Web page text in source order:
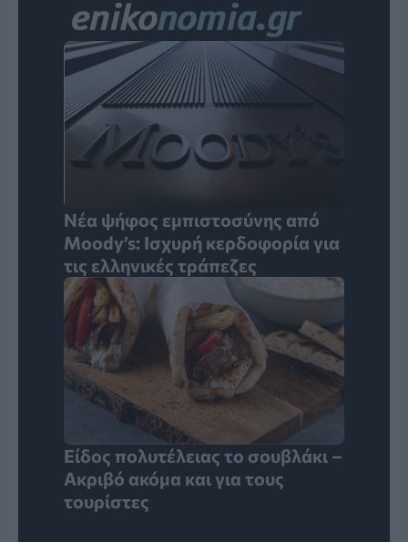
Νέα ψήφος εμπιστοσύνης από
Moody’s: Ισχυρή κερδοφορία για
τις ελληνικές τράπεζες
Είδος πολυτέλειας το σουβλάκι –
Ακριβό ακόμα και για τους
τουρίστες